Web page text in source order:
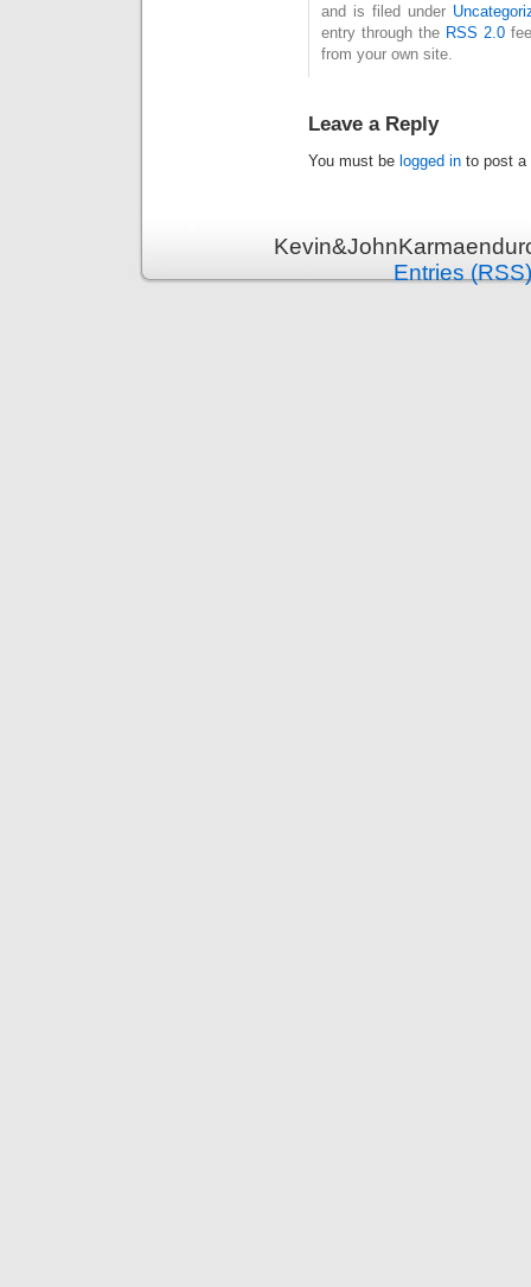
and is filed under
entry through the RSS 2.0
from your own site.
Leave a Reply
You must be logged in to post a
Entries (RSS)